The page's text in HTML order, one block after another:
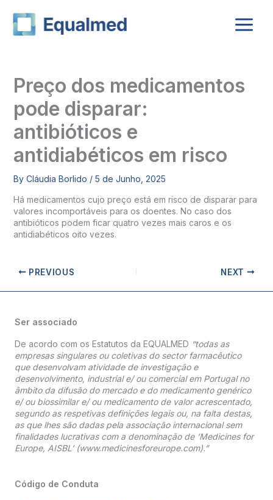
content
Preço dos medicamentos
pode disparar:
antibióticos e
antidiabéticos em risco
By Cláudia Borlido / 5 de Junho, 2025
Há medicamentos cujo preço está em risco de disparar para
valores incomportáveis para os doentes. No caso dos
antibióticos podem ficar quatro vezes mais caros e os
antidiabéticos oito vezes.
PREVIOUS NEXT
Ser associado
De acordo com os Estatutos da EQUALMED “todas as
empresas singulares ou coletivas do sector farmacêutico
que desenvolvam atividade de investigação e
desenvolvimento, industrial e/ ou comercial em Portugal no
âmbito da difusão do mercado e do medicamento genérico
e/ ou biossimilar e/ ou medicamento de valor acrescentado,
segundo as respetivas definições legais ou, na falta destas,
as que lhes são dadas pela associação internacional sem
finalidades lucrativas com a denominação de ‘Medicines for
Europe, AISBL’ (www.medicinesforeurope.com).”
Código de Conduta